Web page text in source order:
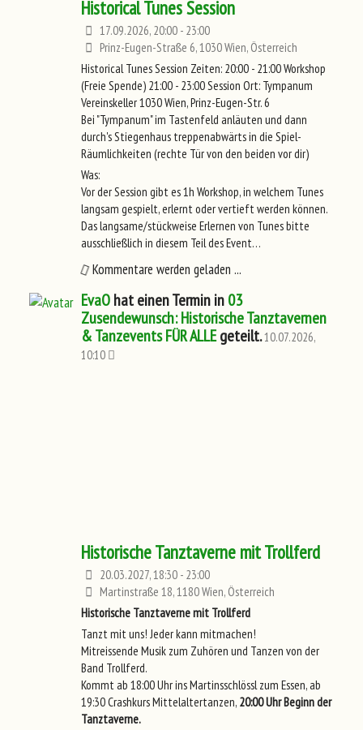
Historical Tunes Session
17.09.2026, 20:00 - 23:00
Prinz-Eugen-Straße 6, 1030 Wien, Österreich
Historical Tunes Session Zeiten: 20:00 - 21:00 Workshop
(Freie Spende) 21:00 - 23:00 Session Ort: Tympanum
Vereinskeller 1030 Wien, Prinz-Eugen-Str. 6
Bei "Tympanum" im Tastenfeld anläuten und dann
durch's Stiegenhaus treppenabwärts in die Spiel-
Räumlichkeiten (rechte Tür von den beiden vor dir)
Was:
Vor der Session gibt es 1h Workshop, in welchem Tunes
langsam gespielt, erlernt oder vertieft werden können.
Das langsame/stückweise Erlernen von Tunes bitte
ausschließlich in diesem Teil des Event…
Kommentare werden geladen ...
EvaOhat einen Termin in03
Zusendewunsch: Historische Tanztavernen
& Tanzevents FÜR ALLEgeteilt.10.07.2026,
10:10
Historische Tanztaverne mit Trollferd
20.03.2027, 18:30 - 23:00
Martinstraße 18, 1180 Wien, Österreich
Historische Tanztaverne mit Trollferd
Tanzt mit uns! Jeder kann mitmachen!
Mitreissende Musik zum Zuhören und Tanzen von der
Band Trollferd.
Kommt ab 18:00 Uhr ins Martinsschlössl zum Essen, ab
19:30 Crashkurs Mittelaltertanzen, 20:00 Uhr Beginn der
Tanztaverne.